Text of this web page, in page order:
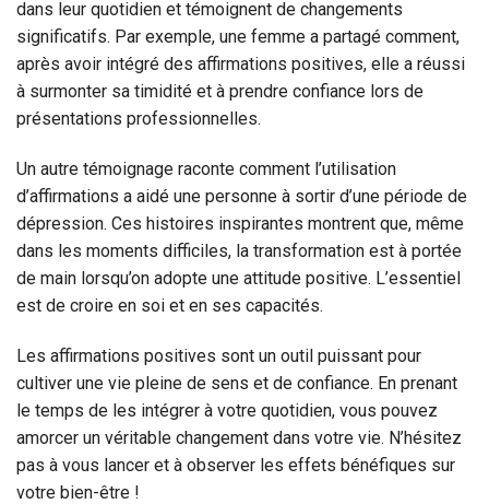
dans leur quotidien et témoignent de changements
significatifs. Par exemple, une femme a partagé comment,
après avoir intégré des affirmations positives, elle a réussi
à surmonter sa timidité et à prendre confiance lors de
présentations professionnelles.
Un autre témoignage raconte comment l’utilisation
d’affirmations a aidé une personne à sortir d’une période de
dépression. Ces histoires inspirantes montrent que, même
dans les moments difficiles, la transformation est à portée
de main lorsqu’on adopte une attitude positive. L’essentiel
est de croire en soi et en ses capacités.
Les affirmations positives sont un outil puissant pour
cultiver une vie pleine de sens et de confiance. En prenant
le temps de les intégrer à votre quotidien, vous pouvez
amorcer un véritable changement dans votre vie. N’hésitez
pas à vous lancer et à observer les effets bénéfiques sur
votre bien-être !